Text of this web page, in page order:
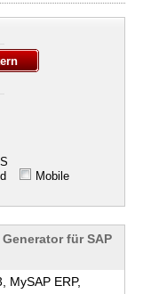
Mobile
für SAP
MySAP ERP,